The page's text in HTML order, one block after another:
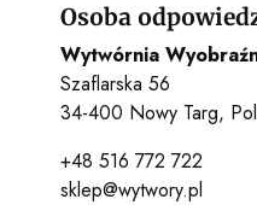
Osoba
Wytwórnia
Szaflarska 56
34-400 Nowy Targ,
+48 516 772 722
sklep@wytwory.pl